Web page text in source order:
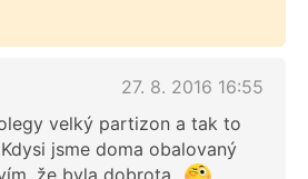
27. 8. 2016 16:55
velký partizon a tak to
jsme doma obalovaný